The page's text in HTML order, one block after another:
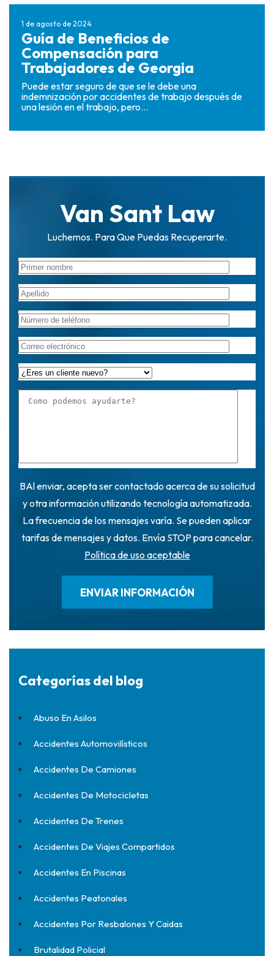
1 de agosto de 2024
Guía de Beneficios de
Compensación para
Trabajadores de Georgia
Puede estar seguro de que se le debe una
indemnización por accidentes de trabajo después de
una lesión en el trabajo, pero...
Van Sant Law
Luchemos. Para Que Puedas Recuperarte.
BAl enviar, acepta ser contactado acerca de su solicitud
y otra información utilizando tecnología automatizada.
La frecuencia de los mensajes varía. Se pueden aplicar
tarifas de mensajes y datos. Envía STOP para cancelar.
Política de uso aceptable
Categorías del blog
Abuso En Asilos
Accidentes Automovilísticos
Accidentes De Camiones
Accidentes De Motocicletas
Accidentes De Trenes
Accidentes De Viajes Compartidos
Accidentes En Piscinas
Accidentes Peatonales
Accidentes Por Resbalones Y Caidas
Brutalidad Policial